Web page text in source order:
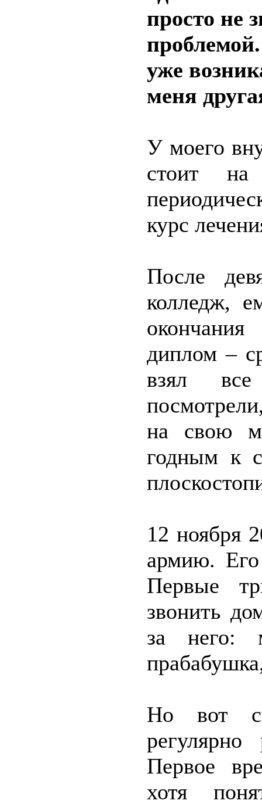
просто не
уже
меня
У моего
стоит на
курс
После
колледж,
диплом –
взял
на свою
годным к
12 ноября
армию.
Первые
звонить
за него:
Но вот
Первое
хотя